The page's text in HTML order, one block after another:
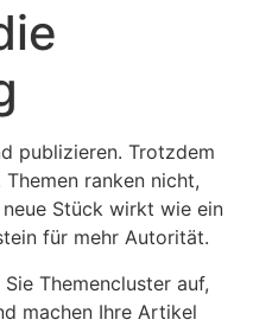
publizieren. Trotzdem
ranken nicht,
Stück wirkt wie ein
für mehr Autorität.
Themencluster auf,
machen Ihre Artikel